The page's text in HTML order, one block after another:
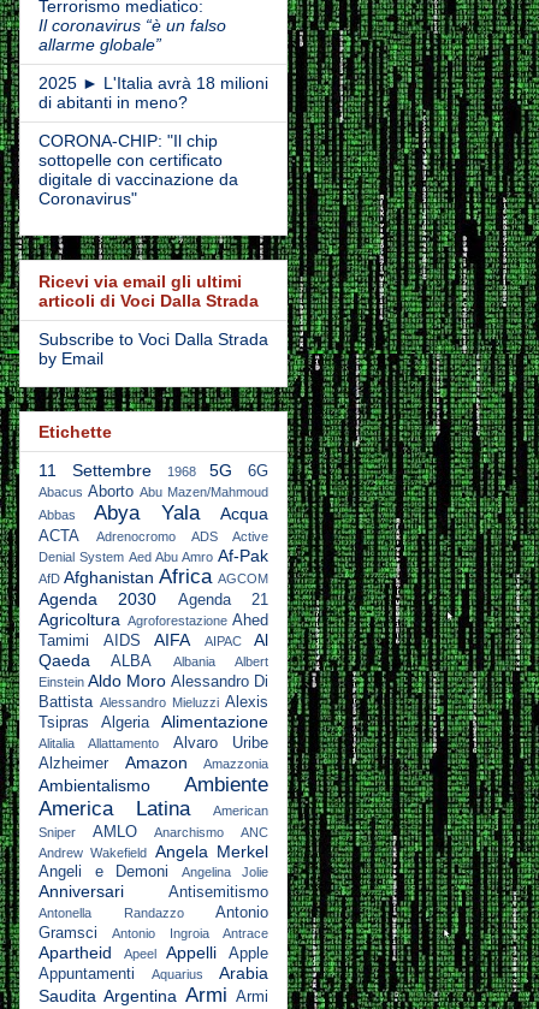
Terrorismo mediatico:
Il coronavirus “è un falso
allarme globale”
2025 ► L'Italia avrà 18 milioni
di abitanti in meno?
CORONA-CHIP: "Il chip
sottopelle con certificato
digitale di vaccinazione da
Coronavirus"
Ricevi via email gli ultimi
articoli di Voci Dalla Strada
Subscribe to Voci Dalla Strada
by Email
Etichette
11 Settembre
1968 5G 6G
Abacus Aborto Abu Mazen/Mahmoud
Abbas
Abya Yala Acqua
ACTA Adrenocromo
ADS Active
Denial System Aed Abu Amro Af-Pak
AfD Afghanistan Africa AGCOM
Agenda 2030 Agenda 21
Agricoltura Agroforestazione Ahed
Tamimi
AIDS AIFA AIPAC
Al
Qaeda
ALBA Albania
Albert
Einstein Aldo Moro Alessandro Di
Battista Alessandro Mieluzzi Alexis
Tsipras
Algeria Alimentazione
Alitalia Allattamento
Alvaro Uribe
Alzheimer
Amazon Amazzonia
Ambientalismo
Ambiente
America Latina
American
Sniper
AMLO Anarchismo
ANC
Andrew Wakefield Angela Merkel
Angeli e Demoni Angelina Jolie
Anniversari Antisemitismo
Antonella Randazzo
Antonio
Gramsci
Antonio Ingroia Antrace
Apartheid Apeel Appelli
Apple
Appuntamenti
Aquarius
Arabia
Saudita Argentina Armi Armi